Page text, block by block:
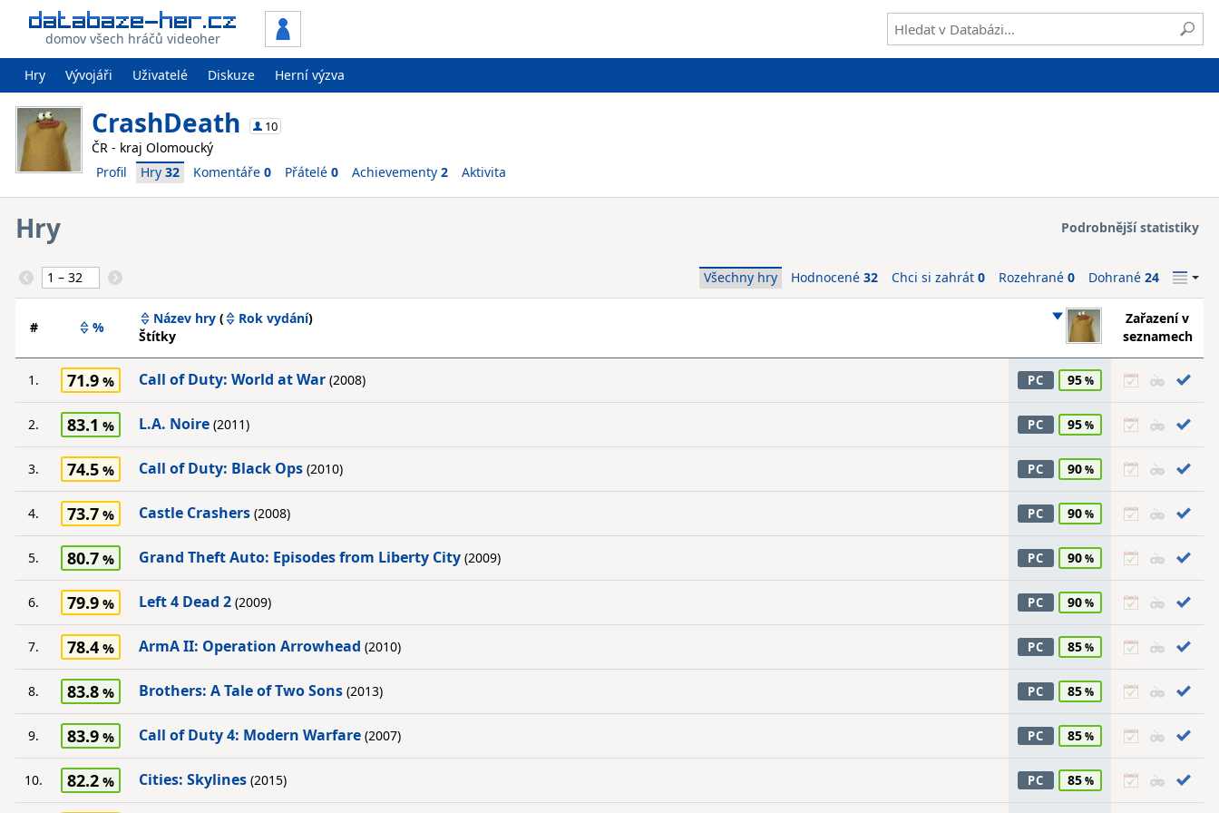
domov všech hráčů videoher
Hry Vývojáři Uživatelé Diskuze Herní výzva
CrashDeath 10
ČR - kraj Olomoucký
Profil
Hry 32 Komentáře 0 Přátelé 0 Achievementy 2 Aktivita
Hry Podrobnější statistiky
Všechny hry Hodnocené 32 Chci si zahrát 0 Rozehrané 0 Dohrané 24
# %
Název hry ( Rok vydání)
Štítky
Zařazení v
seznamech
1. 71.9 Call of Duty: World at War (2008) PC 95
2. 83.1 L.A. Noire (2011) PC 95
3. 74.5 Call of Duty: Black Ops (2010) PC 90
4. 73.7 Castle Crashers (2008) PC 90
5. 80.7 Grand Theft Auto: Episodes from Liberty City (2009) PC 90
6. 79.9 Left 4 Dead 2 (2009) PC 90
7. 78.4 ArmA II: Operation Arrowhead (2010) PC 85
8. 83.8 Brothers: A Tale of Two Sons (2013) PC 85
9. 83.9 Call of Duty 4: Modern Warfare (2007) PC 85
10. 82.2 Cities: Skylines (2015) PC 85